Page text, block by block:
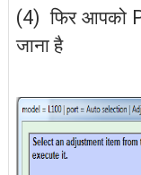
(4)फिर आपको
जाना है